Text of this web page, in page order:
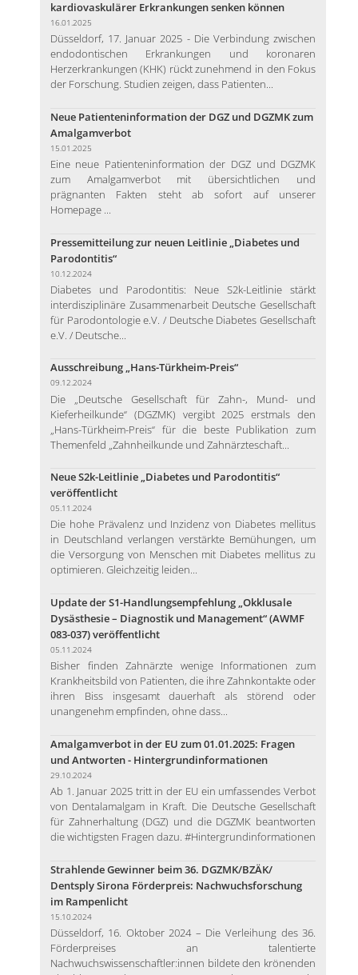
kardiovaskulärer Erkrankungen senken können
16.01.2025
Düsseldorf, 17. Januar 2025 - Die Verbindung zwischen
endodontischen Erkrankungen und koronaren
Herzerkrankungen (KHK) rückt zunehmend in den Fokus
der Forschung. Studien zeigen, dass Patienten...
Neue Patienteninformation der DGZ und DGZMK zum
Amalgamverbot
15.01.2025
Eine neue Patienteninformation der DGZ und DGZMK
zum Amalgamverbot mit übersichtlichen und
prägnanten Fakten steht ab sofort auf unserer
Homepage ...
Pressemitteilung zur neuen Leitlinie „Diabetes und
Parodontitis“
10.12.2024
Diabetes und Parodontitis: Neue S2k-Leitlinie stärkt
interdisziplinäre Zusammenarbeit Deutsche Gesellschaft
für Parodontologie e.V. / Deutsche Diabetes Gesellschaft
e.V. / Deutsche...
Ausschreibung „Hans-Türkheim-Preis“
09.12.2024
Die „Deutsche Gesellschaft für Zahn-, Mund- und
Kieferheilkunde“ (DGZMK) vergibt 2025 erstmals den
„Hans-Türkheim-Preis“ für die beste Publikation zum
Themenfeld „Zahnheilkunde und Zahnärzteschaft...
Neue S2k-Leitlinie „Diabetes und Parodontitis“
veröffentlicht
05.11.2024
Die hohe Prävalenz und Inzidenz von Diabetes mellitus
in Deutschland verlangen verstärkte Bemühungen, um
die Versorgung von Menschen mit Diabetes mellitus zu
optimieren. Gleichzeitig leiden...
Update der S1-Handlungsempfehlung „Okklusale
Dysästhesie – Diagnostik und Management“ (AWMF
083-037) veröffentlicht
05.11.2024
Bisher finden Zahnärzte wenige Informationen zum
Krankheitsbild von Patienten, die ihre Zahnkontakte oder
ihren Biss insgesamt dauerhaft als störend oder
unangenehm empfinden, ohne dass...
Amalgamverbot in der EU zum 01.01.2025: Fragen
und Antworten - Hintergrundinformationen
29.10.2024
Ab 1. Januar 2025 tritt in der EU ein umfassendes Verbot
von Dentalamalgam in Kraft. Die Deutsche Gesellschaft
für Zahnerhaltung (DGZ) und die DGZMK beantworten
die wichtigsten Fragen dazu. #Hintergrundinformationen
Strahlende Gewinner beim 36. DGZMK/BZÄK/
Dentsply Sirona Förderpreis: Nachwuchsforschung
im Rampenlicht
15.10.2024
Düsseldorf, 16. Oktober 2024 – Die Verleihung des 36.
Förderpreises an talentierte
Nachwuchswissenschaftler:innen bildete den krönenden